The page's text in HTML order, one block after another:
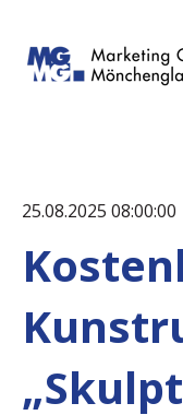
25.08.2025 08:00:00